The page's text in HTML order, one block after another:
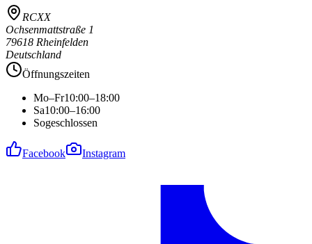
RCXX
Ochsenmattstraße 1
79618 Rheinfelden
Deutschland
Öffnungszeiten
Mo–Fr10:00–18:00
Sa10:00–16:00
Sogeschlossen
Facebook Instagram